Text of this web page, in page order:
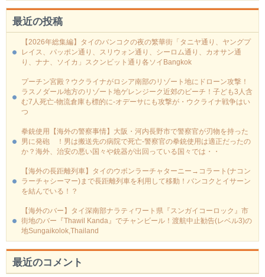
最近の投稿
【2026年総集編】タイのバンコクの夜の繁華街「タニヤ通り、ヤングプ
レイス、パッポン通り、スリウォン通り、シーロム通り、カオサン通
り、ナナ、ソイカ」スクンビット通り各ソイBangkok
プーチン宮殿？ウクライナがロシア南部のリゾート地にドローン攻撃！
ラスノダール地方のリゾート地ゲレンジーク近郊のビーチ！子ども3人含
む7人死亡-物流倉庫も標的に‐オデーサにも攻撃が・ウクライナ戦争はい
つ
拳銃使用【海外の警察事情】大阪・河内長野市で警察官が刃物を持った
男に発砲 ！男は搬送先の病院で死亡-警察官の拳銃使用は適正だったの
か？海外、治安の悪い国々や銃器が出回っている国々では・・
【海外の長距離列車】タイのウボンラーチャターニー→コラート(ナコン
ラーチャシーマー)まで長距離列車を利用して移動！バンコクとイサーン
を結んでいる！？
【海外のバー】タイ深南部ナラティワート県『スンガイコーロック』市
街地のバー『Thawil Kanda』でチャンビール！渡航中止勧告(レベル3)の
地Sungaikolok,Thailand
最近のコメント